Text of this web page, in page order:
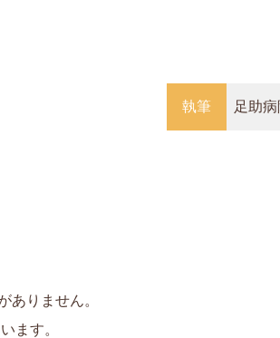
執筆 足助
ありません。
ます。